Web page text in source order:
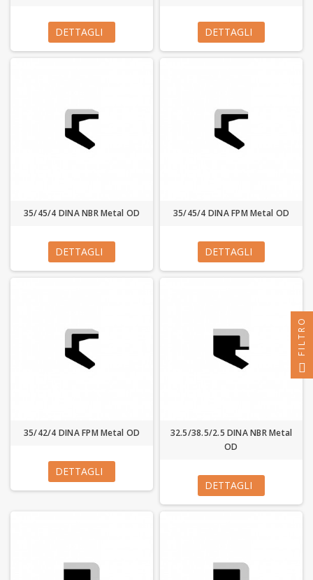
DETTAGLI DETTAGLI
35/45/4 DINA NBR Metal OD
DETTAGLI
35/45/4 DINA FPM Metal OD
DETTAGLI
35/42/4 DINA FPM Metal OD
DETTAGLI
32.5/38.5/2.5 DINA NBR Metal
OD
DETTAGLI
FILTRO